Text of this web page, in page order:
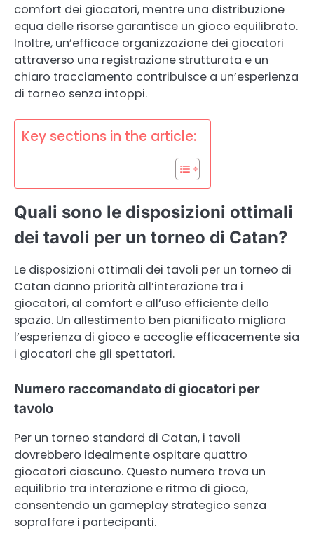
comfort dei giocatori, mentre una distribuzione
equa delle risorse garantisce un gioco equilibrato.
Inoltre, un’efficace organizzazione dei giocatori
attraverso una registrazione strutturata e un
chiaro tracciamento contribuisce a un’esperienza
di torneo senza intoppi.
Key sections in the article:
Quali sono le disposizioni ottimali
dei tavoli per un torneo di Catan?
Le disposizioni ottimali dei tavoli per un torneo di
Catan danno priorità all’interazione tra i
giocatori, al comfort e all’uso efficiente dello
spazio. Un allestimento ben pianificato migliora
l’esperienza di gioco e accoglie efficacemente sia
i giocatori che gli spettatori.
Numero raccomandato di giocatori per
tavolo
Per un torneo standard di Catan, i tavoli
dovrebbero idealmente ospitare quattro
giocatori ciascuno. Questo numero trova un
equilibrio tra interazione e ritmo di gioco,
consentendo un gameplay strategico senza
sopraffare i partecipanti.